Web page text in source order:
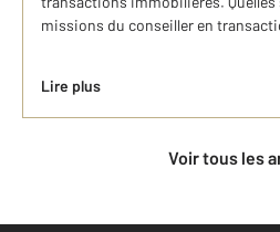
missions du conseiller en
Lire plus
Voir tous les